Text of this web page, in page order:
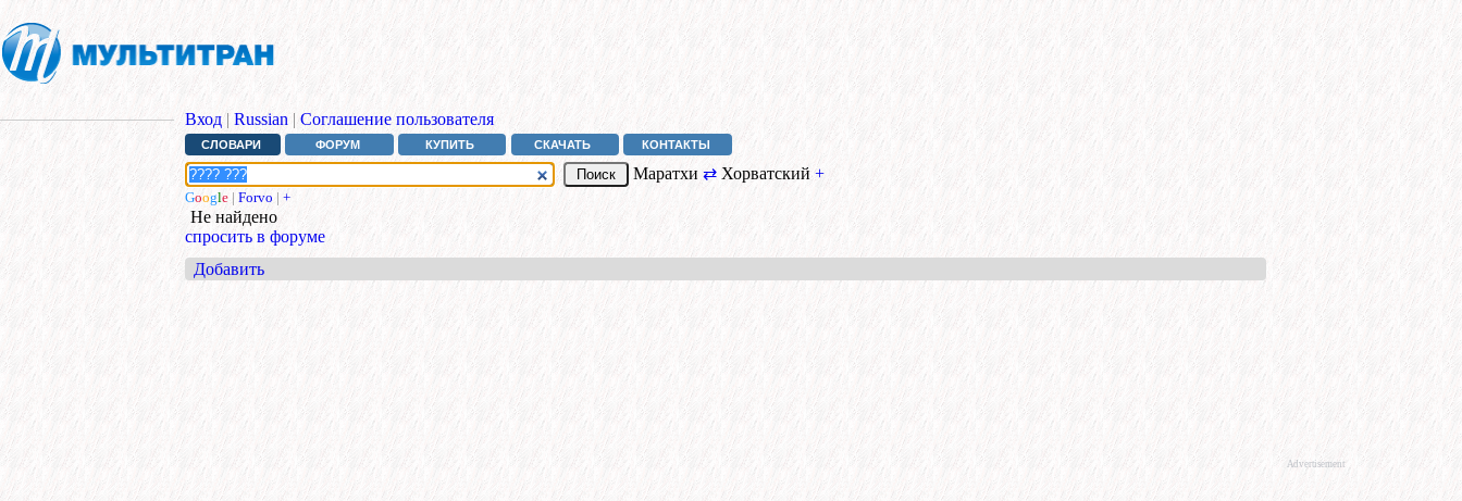
Вход | Russian | Соглашение пользователя
СЛОВАРИ ФОРУМ КУПИТЬ СКАЧАТЬ КОНТАКТЫ
Маратхи ⇄ Хорватский+
Google | Forvo | +
Не найдено
спросить в форуме
Добавить
Advertisement